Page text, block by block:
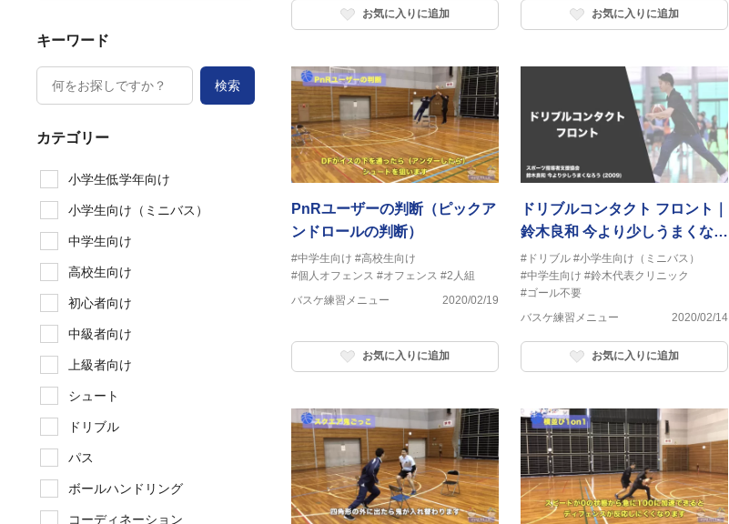
キーワード
検索
カテゴリー
小学生低学年向け
小学生向け（ミニバス）
中学生向け
高校生向け
初心者向け
中級者向け
上級者向け
シュート
ドリブル
パス
ボールハンドリング
コーディネーション
お気に入りに追加 お気に入りに追加
PnRユーザーの判断（ピックア
ンドロールの判断）
#中学生向け #高校生向け
#個人オフェンス #オフェンス #2人組
バスケ練習メニュー
2020/02/19
お気に入りに追加
ドリブルコンタクト フロント｜
鈴木良和 今より少しうまくなろ
う
#ドリブル #小学生向け（ミニバス）
#中学生向け #鈴木代表クリニック
#ゴール不要
バスケ練習メニュー
2020/02/14
お気に入りに追加